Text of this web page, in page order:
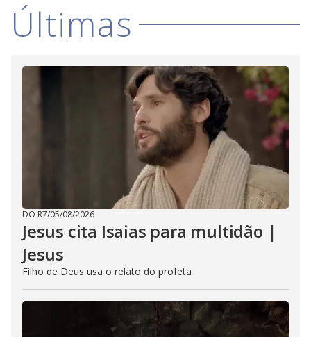
Últimas
DO R7/05/08/2026
Jesus cita Isaias para multidão |
Jesus
Filho de Deus usa o relato do profeta